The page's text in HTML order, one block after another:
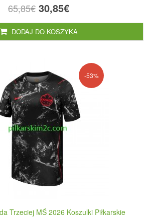
65,85€ 30,85€
DODAJ DO KOSZYKA
-53%
Trzeciej MŚ 2026 Koszulki Piłkarskie